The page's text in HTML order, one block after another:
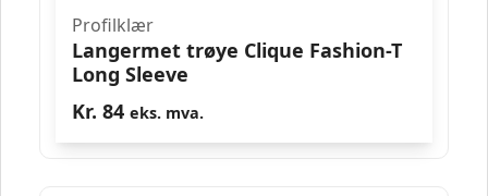
Profilklær
Langermet trøye Clique Fashion-T
Long Sleeve
Kr. 84 eks. mva.